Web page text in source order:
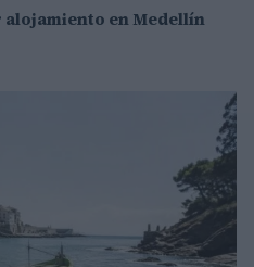
en Medellín